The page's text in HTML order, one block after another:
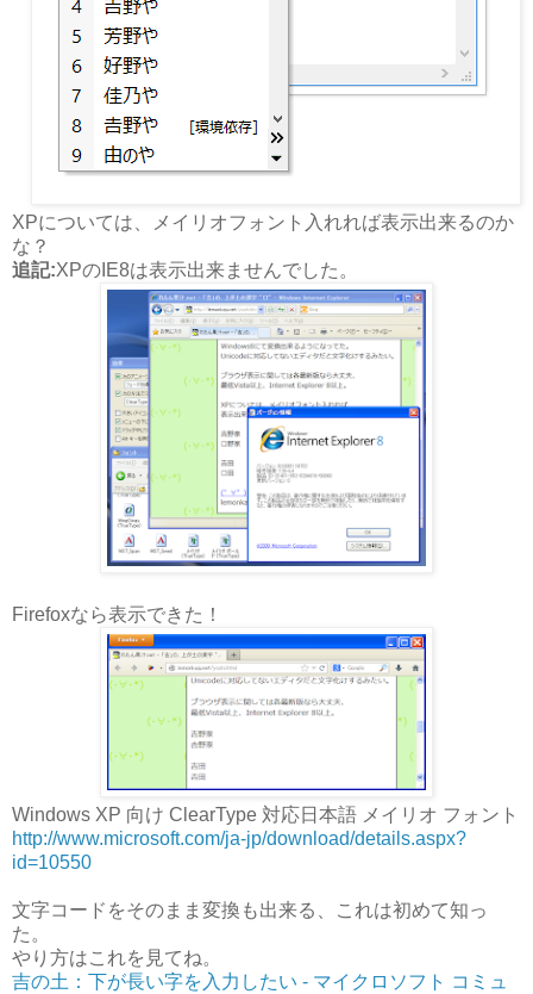
XPについては、メイリオフォント入れれば表示出来るのか
な？
追記:XPのIE8は表示出来ませんでした。
Firefoxなら表示できた！
Windows XP 向け ClearType 対応日本語 メイリオ フォント
http://www.microsoft.com/ja-jp/download/details.aspx?
id=10550
文字コードをそのまま変換も出来る、これは初めて知っ
た。
やり方はこれを見てね。
吉の土：下が長い字を入力したい - マイクロソフト コミュ